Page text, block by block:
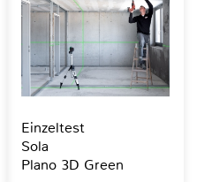
Einzeltest
Sola
Plano 3D Green